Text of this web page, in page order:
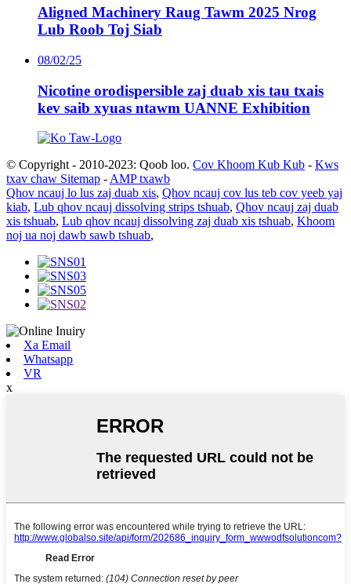
Aligned Machinery Raug Tawm 2025 Nrog
Lub Roob Toj Siab
08/02/25
Nicotine orodispersible zaj duab xis tau txais
kev saib xyuas ntawm UANNE Exhibition
© Copyright - 2010-2023: Qoob loo. Cov Khoom Kub Kub - Kws
txav chaw Sitemap -AMP txawb
Qhov ncauj lo lus zaj duab xis, Qhov ncauj cov lus teb cov yeeb yaj
kiab, Lub qhov ncauj dissolving strips tshuab, Qhov ncauj zaj duab
xis tshuab, Lub qhov ncauj dissolving zaj duab xis tshuab, Khoom
noj ua noj dawb sawb tshuab,
Xa Email
Whatsapp
VR
x